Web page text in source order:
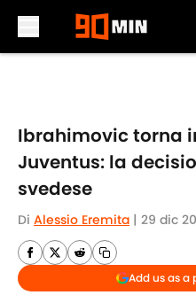
Ibrahimovic torna
Juventus: la
svedese
Di Alessio Eremita | 29 dic
Add us as a